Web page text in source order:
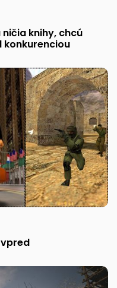
knihy, chcú
konkurenciou